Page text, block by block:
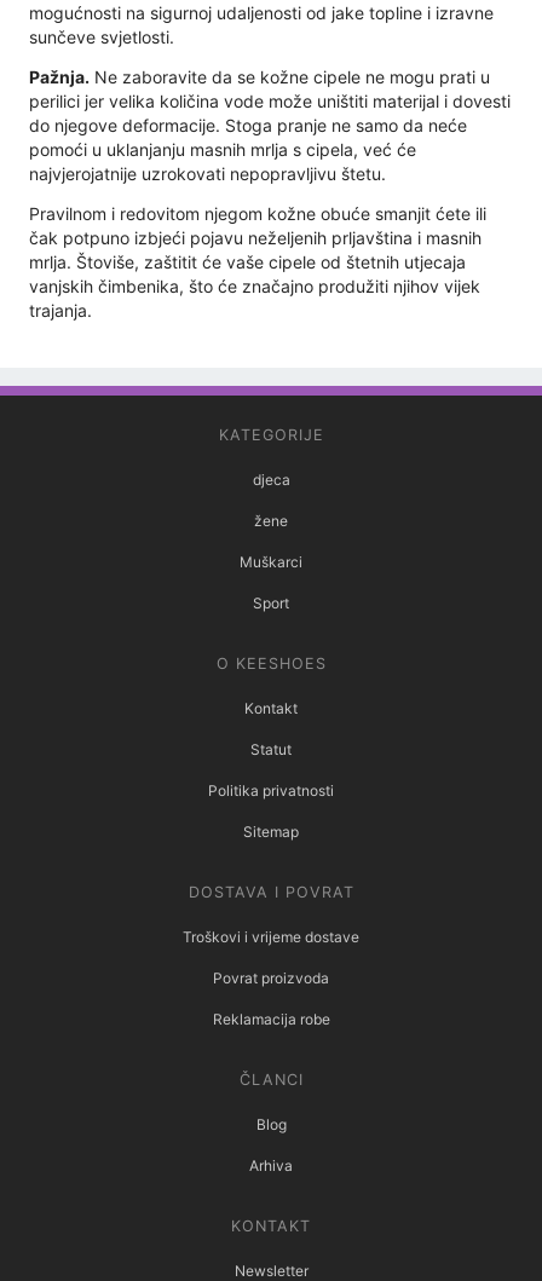
mogućnosti na sigurnoj udaljenosti od jake topline i izravne
sunčeve svjetlosti.
Pažnja. Ne zaboravite da se kožne cipele ne mogu prati u
perilici jer velika količina vode može uništiti materijal i dovesti
do njegove deformacije. Stoga pranje ne samo da neće
pomoći u uklanjanju masnih mrlja s cipela, već će
najvjerojatnije uzrokovati nepopravljivu štetu.
Pravilnom i redovitom njegom kožne obuće smanjit ćete ili
čak potpuno izbjeći pojavu neželjenih prljavština i masnih
mrlja. Štoviše, zaštitit će vaše cipele od štetnih utjecaja
vanjskih čimbenika, što će značajno produžiti njihov vijek
trajanja.
KATEGORIJE
djeca
žene
Muškarci
Sport
O KEESHOES
Kontakt
Statut
Politika privatnosti
Sitemap
DOSTAVA I POVRAT
Troškovi i vrijeme dostave
Povrat proizvoda
Reklamacija robe
ČLANCI
Blog
Arhiva
KONTAKT
Newsletter